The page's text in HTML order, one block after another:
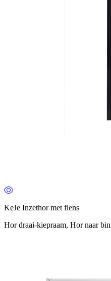
KeJe Inzethor met flens
Hor draai-kiepraam, Hor naar